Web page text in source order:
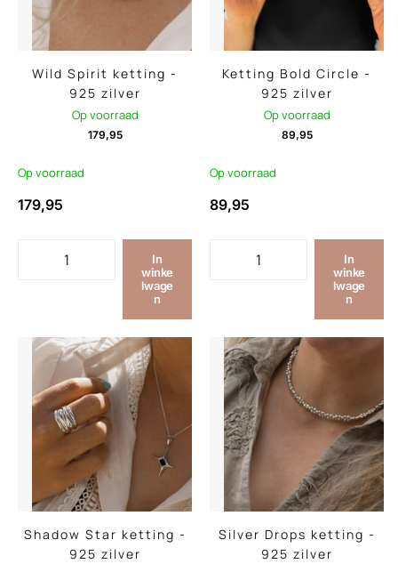
Wild Spirit ketting -
925 zilver
Op voorraad
179,95
Op voorraad
179,95
In
winke
lwage
n
Ketting Bold Circle -
925 zilver
Op voorraad
89,95
Op voorraad
89,95
In
winke
lwage
n
Shadow Star ketting -
925 zilver
Silver Drops ketting -
925 zilver